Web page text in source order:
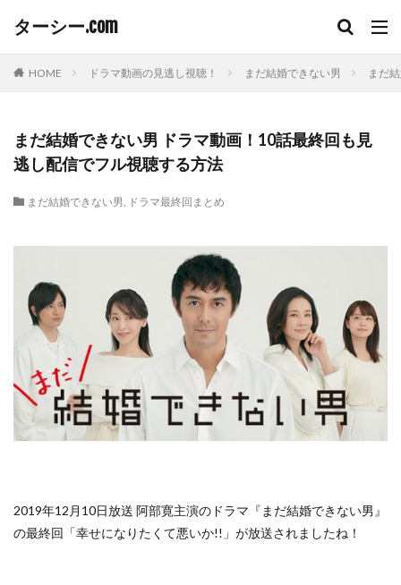
ターシー.com
HOME ドラマ動画の見逃し視聴！ まだ結婚できない男 まだ
まだ結婚できない男 ドラマ動画！10話最終回も見
逃し配信でフル視聴する方法
まだ結婚できない男, ドラマ最終回まとめ
2019年12月10日放送 阿部寛主演のドラマ『まだ結婚できない男』
の最終回「幸せになりたくて悪いか!!」が放送されましたね！